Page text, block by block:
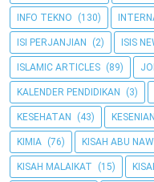
INFO TEKNO (130)
ISI PERJANJIAN (2) ISIS
ISLAMIC ARTICLES (89)
KALENDER PENDIDIKAN (3)
KESEHATAN (43) KESENIAN
KIMIA (76) KISAH ABU
KISAH MALAIKAT (15)